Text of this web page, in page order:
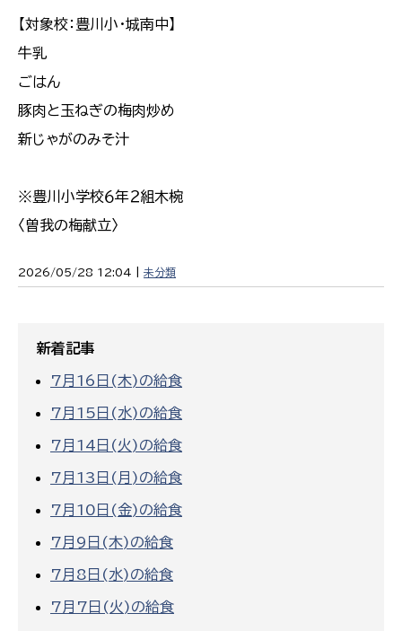
【対象校：豊川小・城南中】
牛乳
ごはん
豚肉と玉ねぎの梅肉炒め
新じゃがのみそ汁
※豊川小学校６年２組木椀
〈曽我の梅献立〉
2026/05/28 12:04 | 未分類
新着記事
7月16日(木)の給食
7月15日(水)の給食
7月14日(火)の給食
7月13日(月)の給食
7月10日(金)の給食
7月9日(木)の給食
7月8日(水)の給食
7月7日(火)の給食